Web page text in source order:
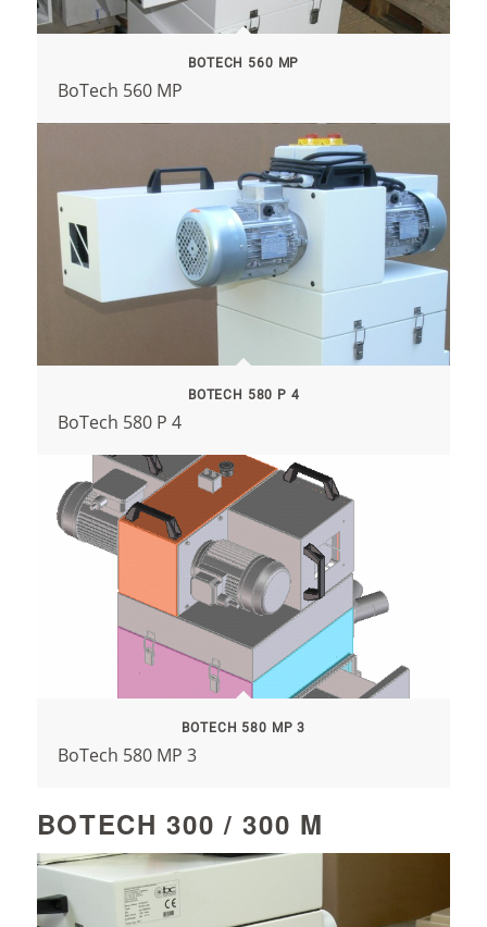
BOTECH 560 MP
BoTech 560 MP
BOTECH 580 P 4
BoTech 580 P 4
BOTECH 580 MP 3
BoTech 580 MP 3
BOTECH 300 / 300 M